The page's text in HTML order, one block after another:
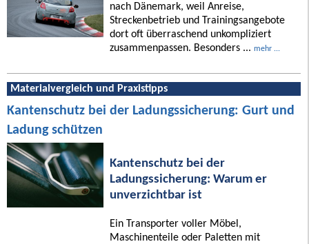
nach Dänemark, weil Anreise,
Streckenbetrieb und Trainingsangebote
dort oft überraschend unkompliziert
zusammenpassen. Besonders ... mehr ...
Materialvergleich und Praxistipps
Kantenschutz bei der Ladungssicherung: Gurt und
Ladung schützen
Kantenschutz bei der
Ladungssicherung: Warum er
unverzichtbar ist
Ein Transporter voller Möbel,
Maschinenteile oder Paletten mit